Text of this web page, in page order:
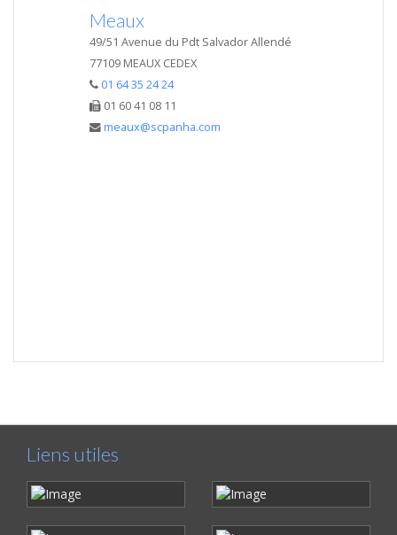
Meaux
49/51 Avenue du Pdt Salvador Allendé
77109 MEAUX CEDEX
01 64 35 24 24
01 60 41 08 11
meaux@scpanha.com
Liens utiles